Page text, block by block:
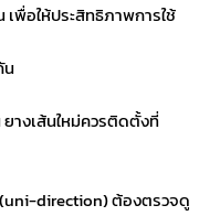
เพื่อให้ประสิทธิภาพการใช้
น
ยางเส้นใหม่ควรติดตั้งที่
direction) ต้องตรวจดู